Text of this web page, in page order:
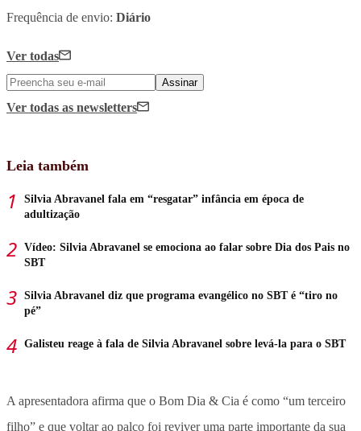
Frequência de envio: Diário
Ver todas
Assinar
Ver todas as newsletters
Leia também
Silvia Abravanel fala em “resgatar” infância em época de
adultização
Vídeo: Silvia Abravanel se emociona ao falar sobre Dia dos Pais no
SBT
Silvia Abravanel diz que programa evangélico no SBT é “tiro no
pé”
Galisteu reage à fala de Silvia Abravanel sobre levá-la para o SBT
A apresentadora afirma que o Bom Dia & Cia é como “um terceiro
filho” e que voltar ao palco foi reviver uma parte importante da sua